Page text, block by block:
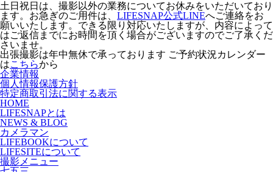
土日祝日は、撮影以外の業務についてお休みをいただいており
ます。お急ぎのご用件は、 LIFESNAP公式LINEへご連絡をお
願いいたします。できる限り対応いたしますが、内容によって
はご返信までにお時間を頂く場合がございますのでご了承くだ
さいませ。
出張撮影は年中無休で承っております ご予約状況カレンダー
はこちらから
企業情報
個人情報保護方針
特定商取引法に関する表示
HOME
LIFESNAPとは
NEWS & BLOG
カメラマン
LIFEBOOKについて
LIFESITEについて
撮影メニュー